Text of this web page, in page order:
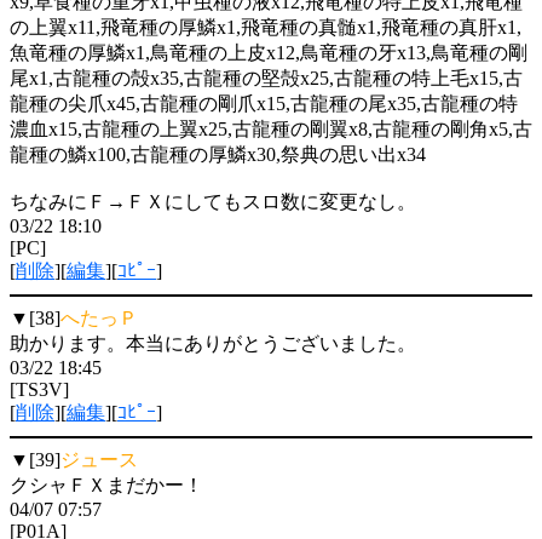
の上翼x11,飛竜種の厚鱗x1,飛竜種の真髄x1,飛竜種の真肝x1,
魚竜種の厚鱗x1,鳥竜種の上皮x12,鳥竜種の牙x13,鳥竜種の剛
尾x1,古龍種の殻x35,古龍種の堅殻x25,古龍種の特上毛x15,古
龍種の尖爪x45,古龍種の剛爪x15,古龍種の尾x35,古龍種の特
濃血x15,古龍種の上翼x25,古龍種の剛翼x8,古龍種の剛角x5,古
龍種の鱗x100,古龍種の厚鱗x30,祭典の思い出x34
ちなみにＦ→ＦＸにしてもスロ数に変更なし。
03/22 18:10
[PC]
[削除][編集][ｺﾋﾟｰ]
▼[38]へたっＰ
助かります。本当にありがとうございました。
03/22 18:45
[TS3V]
[削除][編集][ｺﾋﾟｰ]
▼[39]ジュース
クシャＦＸまだかー！
04/07 07:57
[P01A]